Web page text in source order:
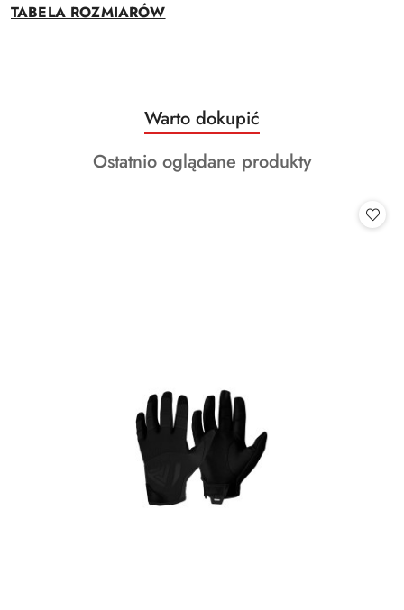
TABELA ROZMIARÓW
Pomiń karuzelę produktów
Produkty
o
statusie:
Warto dokupić
Produkty
Ostatnio oglądane produkty